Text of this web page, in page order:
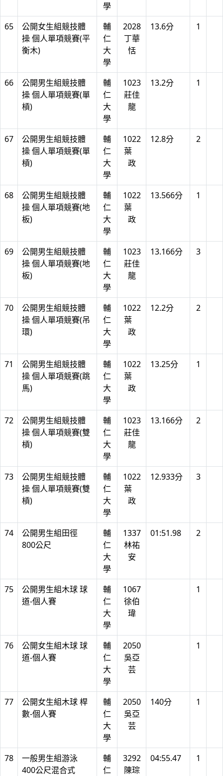
學
65
公開女生組競技體
操 個人單項競賽(平
衡木)
輔
仁
大
學
2028
丁華
恬
13.6分 1
66
公開男生組競技體
操 個人單項競賽(單
槓)
輔
仁
大
學
1023
莊佳
龍
13.2分 1
67
公開男生組競技體
操 個人單項競賽(單
槓)
輔
仁
大
學
1022
葉
政
12.8分 2
68
公開男生組競技體
操 個人單項競賽(地
板)
輔
仁
大
學
1022
葉
政
13.566分 1
69
公開男生組競技體
操 個人單項競賽(地
板)
輔
仁
大
學
1023
莊佳
龍
13.166分 3
70
公開男生組競技體
操 個人單項競賽(吊
環)
輔
仁
大
學
1022
葉
政
12.2分 2
71
公開男生組競技體
操 個人單項競賽(跳
馬)
輔
仁
大
學
1022
葉
政
13.25分 1
72
公開男生組競技體
操 個人單項競賽(雙
槓)
輔
仁
大
學
1023
莊佳
龍
13.166分 2
73
公開男生組競技體
操 個人單項競賽(雙
槓)
輔
仁
大
學
1022
葉
政
12.933分 3
74
公開男生組田徑
800公尺
輔
仁
大
學
1337
林祐
安
01:51.98 2
75
公開男生組木球 球
道-個人賽
輔
仁
大
學
1067
徐伯
瑋
1
76
公開女生組木球 球
道-個人賽
輔
仁
大
學
2050
吳亞
芸
1
77
公開女生組木球 桿
數-個人賽
輔
仁
大
學
2050
吳亞
芸
140分 1
78
一般男生組游泳
400公尺混合式
輔
仁
3292
陳琮
04:55.47 1